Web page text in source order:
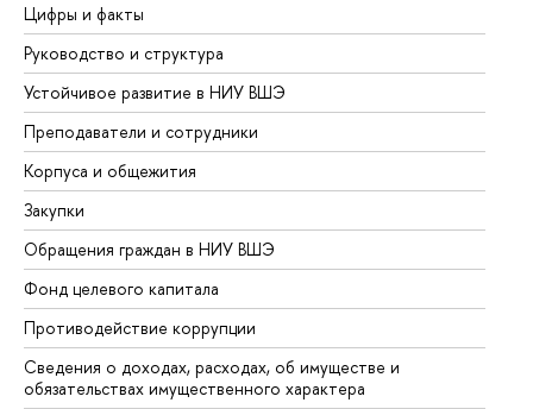
Цифры и факты
Руководство и структура
Устойчивое развитие в НИУ ВШЭ
Преподаватели и сотрудники
Корпуса и общежития
Закупки
Обращения граждан в НИУ ВШЭ
Фонд целевого капитала
Противодействие коррупции
Сведения о доходах, расходах, об имуществе и
обязательствах имущественного характера